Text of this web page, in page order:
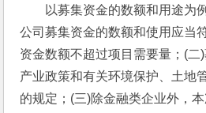
以募集资金的数额和用途为
公司募集资金的数额和使用应当
资金数额不超过项目需要量；(二
产业政策和有关环境保护、土地
的规定；(三)除金融类企业外，